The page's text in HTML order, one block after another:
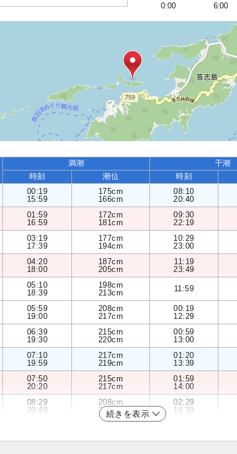
0:00
6:00
満潮 干潮
時刻 潮位 時刻
00:19
15:59
175cm
166cm
08:10
20:40
01:59
16:59
172cm
181cm
09:30
22:19
03:19
17:39
177cm
194cm
10:29
23:00
04:20
18:00
187cm
205cm
11:19
23:49
05:10
18:39
198cm
213cm
11:59
05:59
19:00
208cm
217cm
00:19
12:29
06:39
19:30
215cm
220cm
00:59
13:00
07:10
19:59
217cm
219cm
01:20
13:39
07:50
20:20
215cm
217cm
01:59
14:00
08:29
20:49
208cm
212cm
02:29
14:39
続きを表示